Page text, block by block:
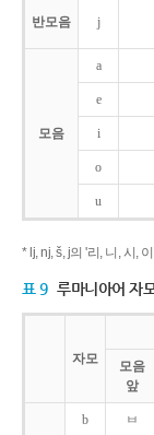
반모음 j
모음
a
e
i
o
u
* lj, nj, š, j의 '리, 니, 시,
표 9 루마니아어 자
자모
모음
앞
b ㅂ